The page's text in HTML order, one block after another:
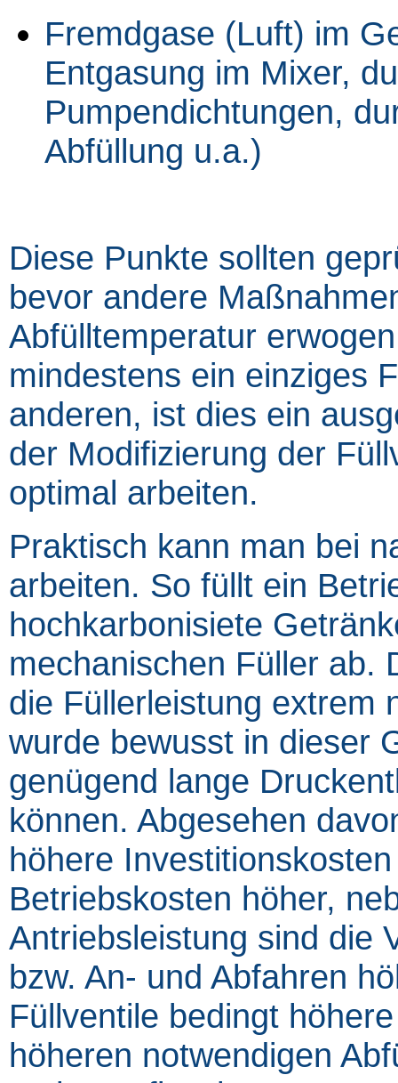
Fremdgase (Luft) im
Entgasung im Mixer,
Pumpendichtungen,
Abfüllung u.a.)
Diese Punkte sollten
bevor andere
Abfülltemperatur
mindestens ein einziges
anderen, ist dies ein
der Modifizierung der
optimal arbeiten.
Praktisch kann man bei
arbeiten. So füllt ein
hochkarbonisiete
mechanischen Füller ab.
die Füllerleistung extrem
wurde bewusst in dieser
genügend lange
können. Abgesehen
höhere
Betriebskosten höher,
Antriebsleistung sind die
bzw. An- und Abfahren
Füllventile bedingt
höheren notwendigen